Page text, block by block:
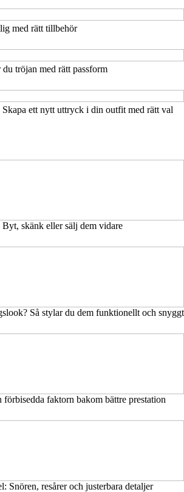
med rätt tillbehör
tröjan med rätt passform
Skapa ett nytt uttryck i din outfit med rätt val
skänk eller sälj dem vidare
Så stylar du dem funktionellt och snyggt
förbisedda faktorn bakom bättre prestation
Snören, resårer och justerbara detaljer